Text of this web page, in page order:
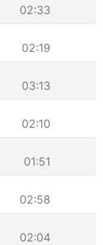
02:33
02:19
03:13
02:10
01:51
02:58
02:04